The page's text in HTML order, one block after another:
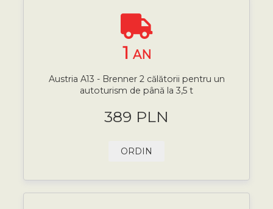
1 AN
Austria A13 - Brenner 2 călătorii pentru un
autoturism de până la 3,5 t
389 PLN
ORDIN